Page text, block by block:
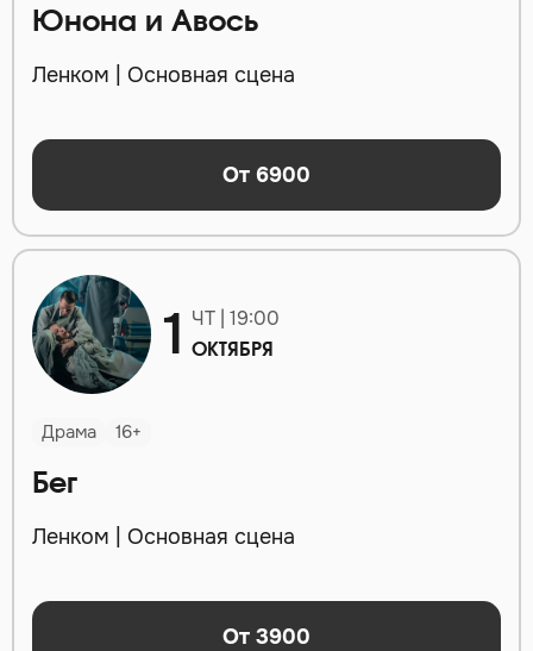
Юнона и Авось
Ленком | Основная сцена
От 6900
1 ЧТ | 19:00
ОКТЯБРЯ
Драма 16+
Бег
Ленком | Основная сцена
От 3900